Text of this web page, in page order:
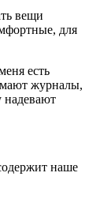
вещи
для
есть
журналы,
надевают
наше